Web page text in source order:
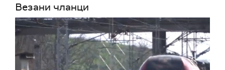
Везани чланци